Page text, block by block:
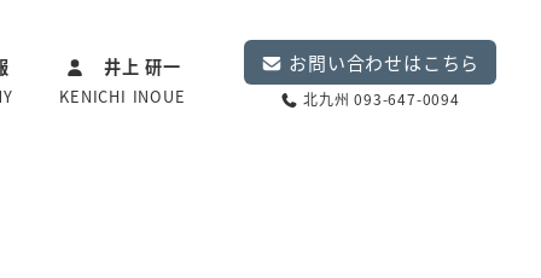
井上 研一
KENICHI INOUE
お問い合わせはこちら
北九州 093-647-0094